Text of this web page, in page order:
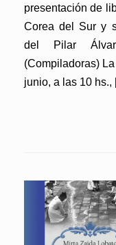
presentación de
Corea del Sur y
del Pilar
(Compiladoras)
junio, a las 10